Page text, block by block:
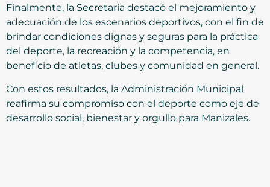
Finalmente, la Secretaría destacó el mejoramiento y
adecuación de los escenarios deportivos, con el fin de
brindar condiciones dignas y seguras para la práctica
del deporte, la recreación y la competencia, en
beneficio de atletas, clubes y comunidad en general.
Con estos resultados, la Administración Municipal
reafirma su compromiso con el deporte como eje de
desarrollo social, bienestar y orgullo para Manizales.